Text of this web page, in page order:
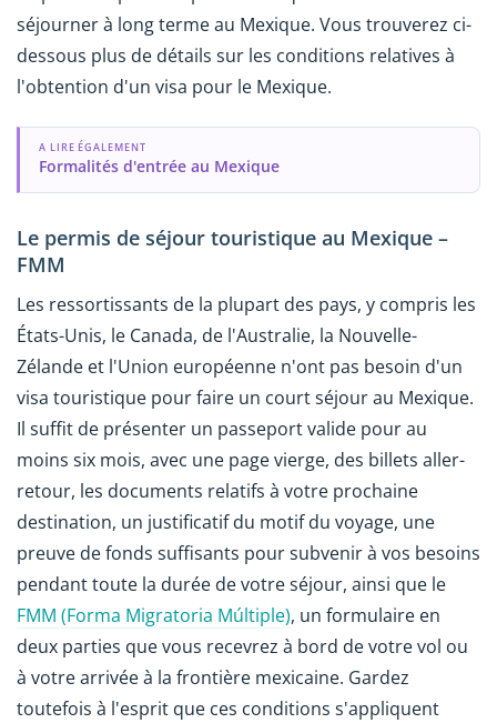
séjourner à long terme au Mexique. Vous trouverez ci-
dessous plus de détails sur les conditions relatives à
l'obtention d'un visa pour le Mexique.
A LIRE ÉGALEMENT
Formalités d'entrée au Mexique
Le permis de séjour touristique au Mexique –
FMM
Les ressortissants de la plupart des pays, y compris les
États-Unis, le Canada, de l'Australie, la Nouvelle-
Zélande et l'Union européenne n'ont pas besoin d'un
visa touristique pour faire un court séjour au Mexique.
Il suffit de présenter un passeport valide pour au
moins six mois, avec une page vierge, des billets aller-
retour, les documents relatifs à votre prochaine
destination, un justificatif du motif du voyage, une
preuve de fonds suffisants pour subvenir à vos besoins
pendant toute la durée de votre séjour, ainsi que le
FMM (Forma Migratoria Múltiple), un formulaire en
deux parties que vous recevrez à bord de votre vol ou
à votre arrivée à la frontière mexicaine. Gardez
toutefois à l'esprit que ces conditions s'appliquent